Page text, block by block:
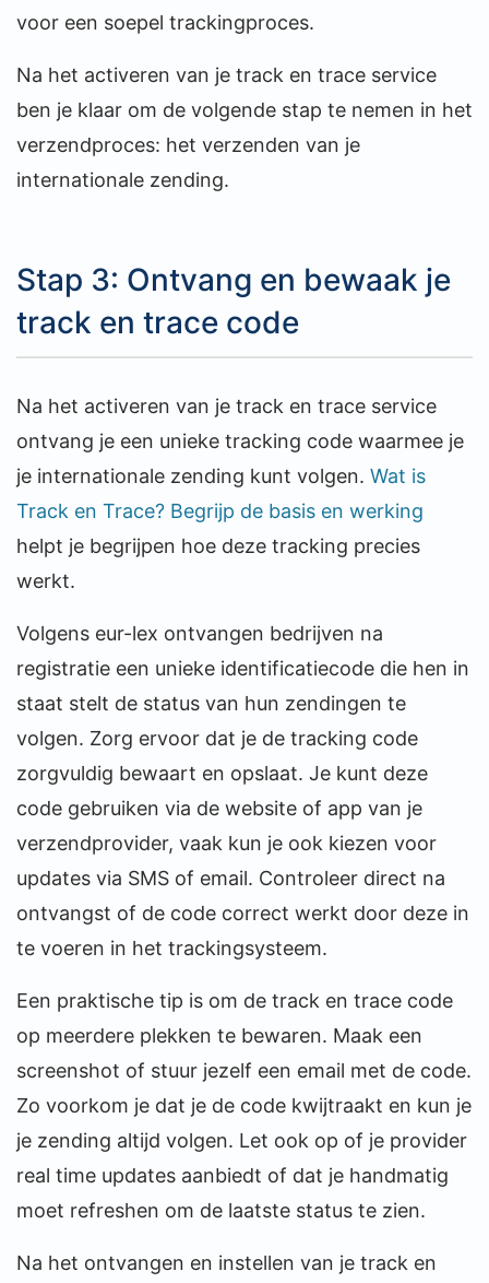
voor een soepel trackingproces.
Na het activeren van je track en trace service
ben je klaar om de volgende stap te nemen in het
verzendproces: het verzenden van je
internationale zending.
Stap 3: Ontvang en bewaak je
track en trace code
Na het activeren van je track en trace service
ontvang je een unieke tracking code waarmee je
je internationale zending kunt volgen. Wat is
Track en Trace? Begrijp de basis en werking
helpt je begrijpen hoe deze tracking precies
werkt.
Volgens eur-lex ontvangen bedrijven na
registratie een unieke identificatiecode die hen in
staat stelt de status van hun zendingen te
volgen. Zorg ervoor dat je de tracking code
zorgvuldig bewaart en opslaat. Je kunt deze
code gebruiken via de website of app van je
verzendprovider, vaak kun je ook kiezen voor
updates via SMS of email. Controleer direct na
ontvangst of de code correct werkt door deze in
te voeren in het trackingsysteem.
Een praktische tip is om de track en trace code
op meerdere plekken te bewaren. Maak een
screenshot of stuur jezelf een email met de code.
Zo voorkom je dat je de code kwijtraakt en kun je
je zending altijd volgen. Let ook op of je provider
real time updates aanbiedt of dat je handmatig
moet refreshen om de laatste status te zien.
Na het ontvangen en instellen van je track en